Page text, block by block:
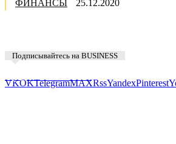
ФИНАНСЫ 25.12.2020
Подписывайтесь на BUSINESS
VKOKTelegramMAXRssYandexPinterest